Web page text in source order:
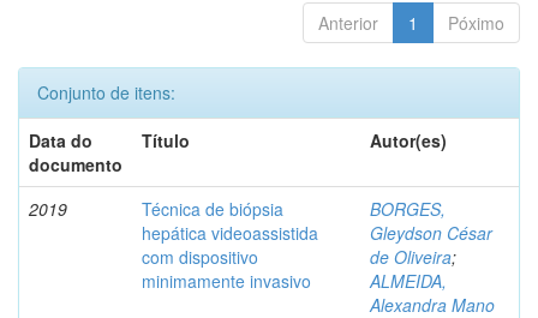
Anterior 1 Póximo
Conjunto de itens:
Data do
documento
Título Autor(es)
2019
Técnica de biópsia
hepática videoassistida
com dispositivo
minimamente invasivo
BORGES,
Gleydson César
de Oliveira;
ALMEIDA,
Alexandra Mano